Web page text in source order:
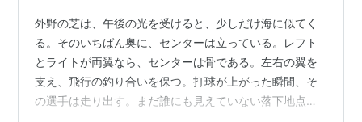
外野の芝は、午後の光を受けると、少しだけ海に似てく
る。そのいちばん奥に、センターは立っている。レフト
とライトが両翼なら、センターは骨である。左右の翼を
支え、飛行の釣り合いを保つ。打球が上がった瞬間、そ
の選手は走り出す。まだ誰にも見えていない落下地点